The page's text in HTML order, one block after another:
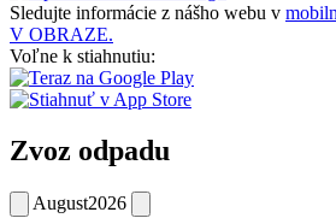
Sledujte informácie z nášho webu v
V OBRAZE.
Voľne k stiahnutiu:
Zvoz odpadu
August2026